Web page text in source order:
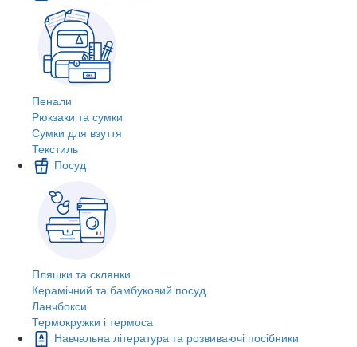
Пенали
Рюкзаки та сумки
Сумки для взуття
Текстиль
Посуд
Пляшки та склянки
Керамічний та бамбуковий посуд
Ланчбокси
Термокружки і термоса
Навчальна література та розвиваючі посібники